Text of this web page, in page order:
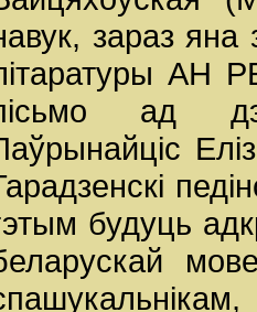
зараз яна
АН
ад
будуць